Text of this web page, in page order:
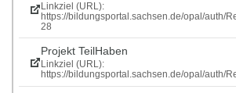
Linkziel (URL):
https://bildungsportal.sachsen.de/opal/auth/
28
Projekt TeilHaben
Linkziel (URL):
https://bildungsportal.sachsen.de/opal/auth/